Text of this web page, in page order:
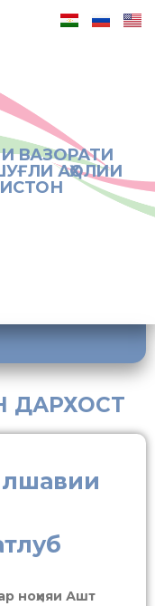
ВАЗОРАТИ
АҲОЛИИ
ДАРХОСТ
ноҳияи Ашт